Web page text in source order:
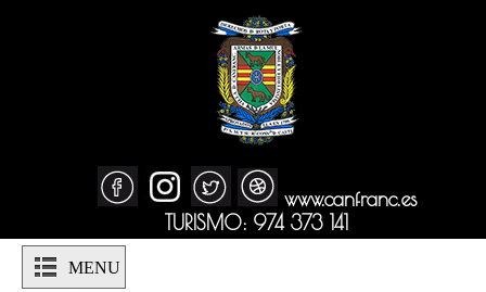
www.canfranc.es
TURISMO: 974 373 141
MENU